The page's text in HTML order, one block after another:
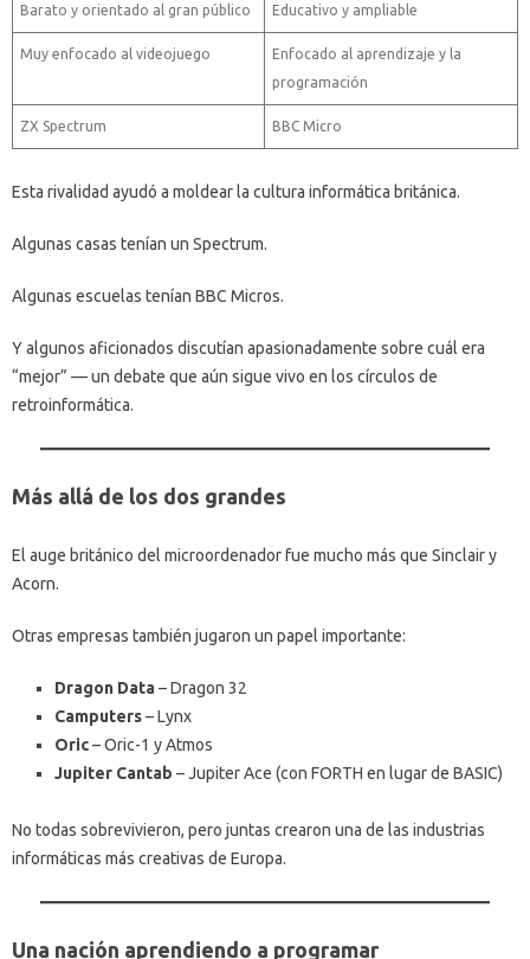
Barato y orientado al gran público Educativo y ampliable
Muy enfocado al videojuego
Enfocado al aprendizaje y la
programación
ZX Spectrum BBC Micro
Esta rivalidad ayudó a moldear la cultura informática británica.
Algunas casas tenían un Spectrum.
Algunas escuelas tenían BBC Micros.
Y algunos aficionados discutían apasionadamente sobre cuál era
“mejor” — un debate que aún sigue vivo en los círculos de
retroinformática.
Más allá de los dos grandes
El auge británico del microordenador fue mucho más que Sinclair y
Acorn.
Otras empresas también jugaron un papel importante:
Dragon Data– Dragon 32
Camputers– Lynx
Oric– Oric-1 y Atmos
Jupiter Cantab – Jupiter Ace (con FORTH en lugar de BASIC)
No todas sobrevivieron, pero juntas crearon una de las industrias
informáticas más creativas de Europa.
Una nación aprendiendo a programar